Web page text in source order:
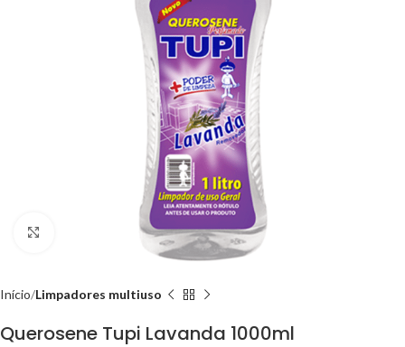
Click to enlarge
Início Limpadores multiuso
Querosene Tupi Lavanda 1000ml